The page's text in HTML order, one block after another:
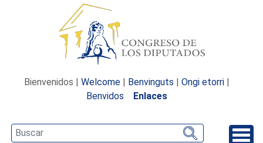
Bienvenidos | Welcome | Benvinguts | Ongi etorri |
Benvidos
Enlaces